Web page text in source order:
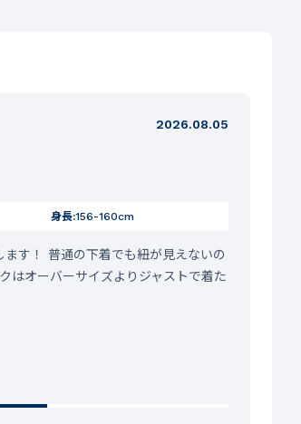
2026.08.05
身長:156-160cm
す！ 普通の下着でも紐が見えないの
はオーバーサイズよりジャストで着た